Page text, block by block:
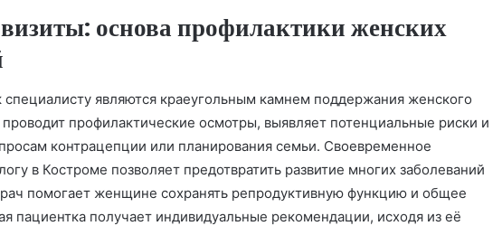
основа профилактики женских
специалисту являются краеугольным камнем поддержания женского
проводит профилактические осмотры, выявляет потенциальные риски и
контрацепции или планирования семьи. Своевременное
в Костроме позволяет предотвратить развитие многих заболеваний
помогает женщине сохранять репродуктивную функцию и общее
пациентка получает индивидуальные рекомендации, исходя из её